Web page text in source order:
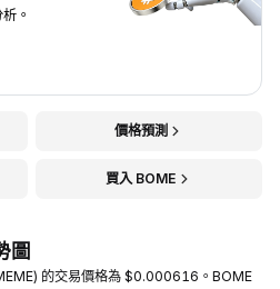
。
價格預測
買入 BOME
圖
的交易價格為 $0.000616。BOME